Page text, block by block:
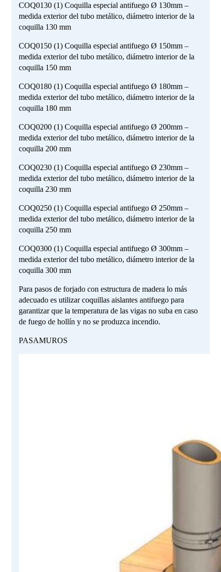
COQ0130 (1) Coquilla especial antifuego Ø 130mm –
medida exterior del tubo metálico, diámetro interior de la
coquilla 130 mm
COQ0150 (1) Coquilla especial antifuego Ø 150mm –
medida exterior del tubo metálico, diámetro interior de la
coquilla 150 mm
COQ0180 (1) Coquilla especial antifuego Ø 180mm –
medida exterior del tubo metálico, diámetro interior de la
coquilla 180 mm
COQ0200 (1) Coquilla especial antifuego Ø 200mm –
medida exterior del tubo metálico, diámetro interior de la
coquilla 200 mm
COQ0230 (1) Coquilla especial antifuego Ø 230mm –
medida exterior del tubo metálico, diámetro interior de la
coquilla 230 mm
COQ0250 (1) Coquilla especial antifuego Ø 250mm –
medida exterior del tubo metálico, diámetro interior de la
coquilla 250 mm
COQ0300 (1) Coquilla especial antifuego Ø 300mm –
medida exterior del tubo metálico, diámetro interior de la
coquilla 300 mm
Para pasos de forjado con estructura de madera lo más
adecuado es utilizar coquillas aislantes antifuego para
garantizar que la temperatura de las vigas no suba en caso
de fuego de hollín y no se produzca incendio.
PASAMUROS